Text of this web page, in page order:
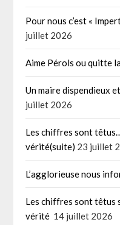
Pour nous c’est «
juillet 2026
Aime Pérols ou quitte
Un maire dispendieux
juillet 2026
Les chiffres sont
vérité(suite) 23 juillet
L’agglorieuse nous
Les chiffres sont têtus
vérité 14 juillet 2026